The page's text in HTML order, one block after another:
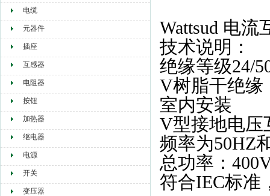
电缆
元器件
插座
互感器
电阻器
按钮
加热器
继电器
电源
开关
变压器
Wattsud 电流
技术说明：
绝缘等级24/
V树脂干绝缘
室内安装
V型接地电压
频率为50HZ
总功率：
符合IEC标准